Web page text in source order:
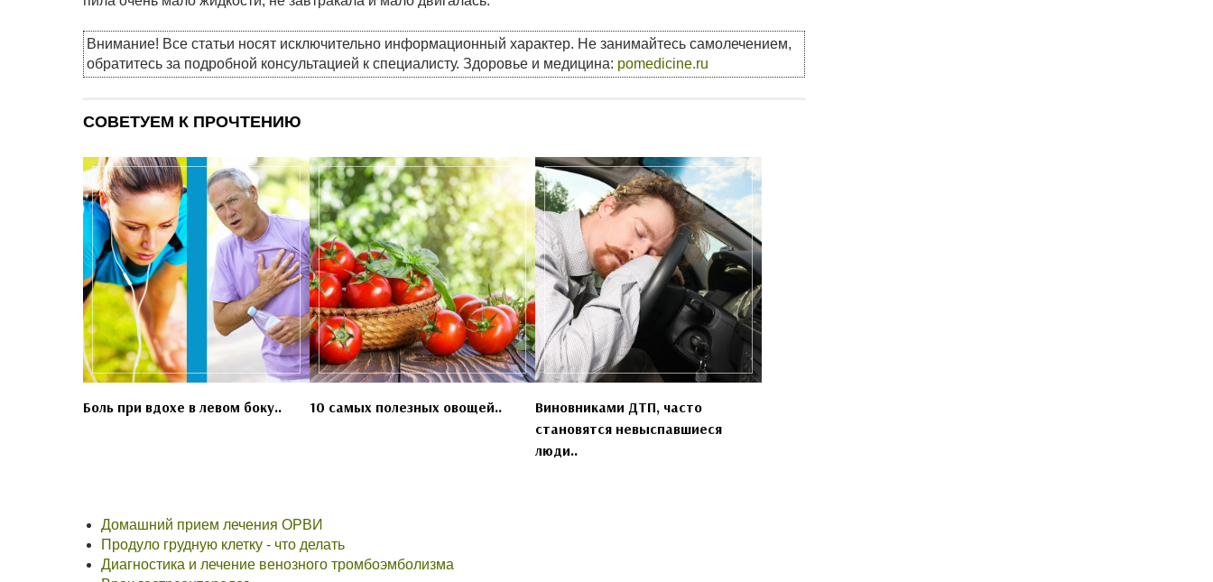
Внимание! Все статьи носят исключительно информационный характер. Не занимайтесь самолечением,
обратитесь за подробной консультацией к специалисту. Здоровье и медицина: pomedicine.ru
СОВЕТУЕМ К ПРОЧТЕНИЮ
Боль при вдохе в левом боку.. 10 самых полезных овощей..
Виновниками ДТП, часто
становятся невыспавшиеся
люди..
Домашний прием лечения ОРВИ
Продуло грудную клетку - что делать
Диагностика и лечение венозного тромбоэмболизма